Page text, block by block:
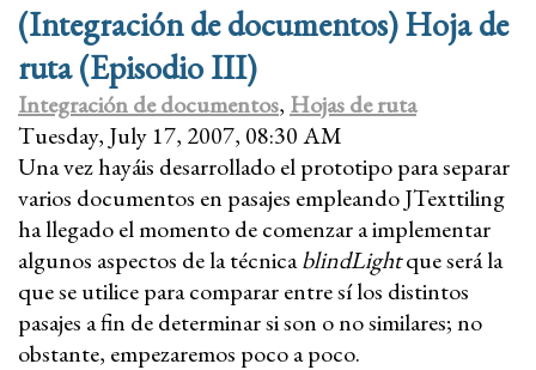
(Integración de documentos) Hoja de
ruta (Episodio III)
Integración de documentos, Hojas de ruta
Tuesday, July 17, 2007, 08:30 AM
Una vez hayáis desarrollado el prototipo para separar
varios documentos en pasajes empleando JTexttiling
ha llegado el momento de comenzar a implementar
algunos aspectos de la técnicablindLightque será la
que se utilice para comparar entre sí los distintos
pasajes a fin de determinar si son o no similares; no
obstante, empezaremos poco a poco.